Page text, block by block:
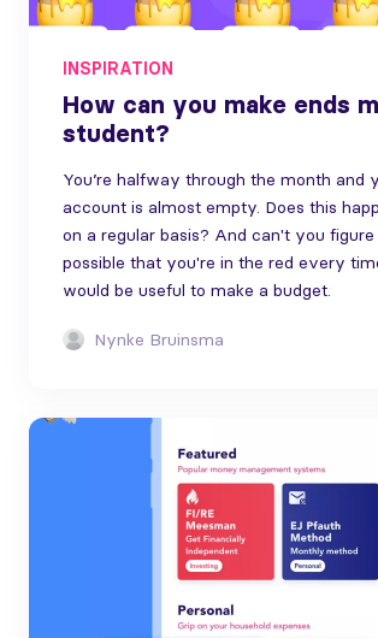
INSPIRATION
How can you make ends
student?
You’re halfway through the month and
account is almost empty. Does this
on a regular basis? And can't you figure
possible that you're in the red every
would be useful to make a budget.
Nynke Bruinsma